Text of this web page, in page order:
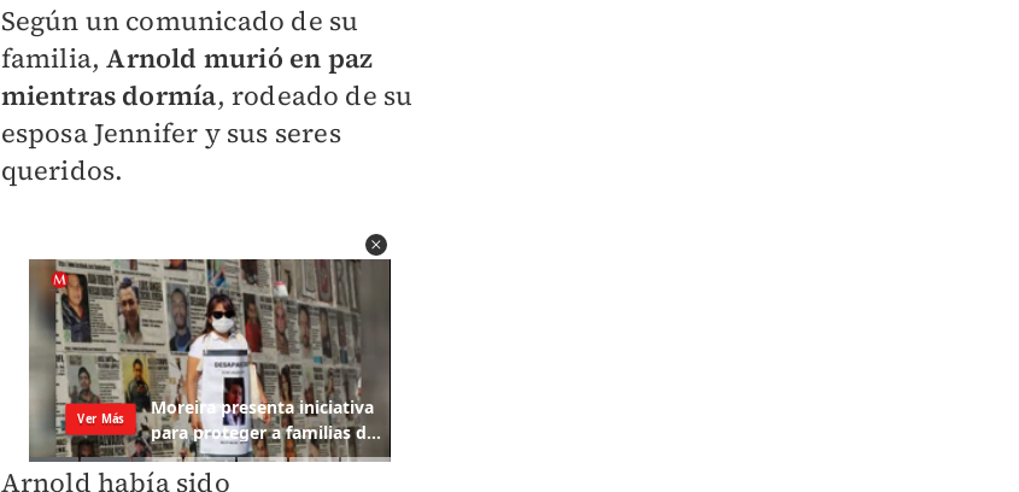
Según un comunicado de su
familia,Arnold murió en paz
mientras dormía, rodeado de su
esposa Jennifer y sus seres
queridos.
Arnold había sido